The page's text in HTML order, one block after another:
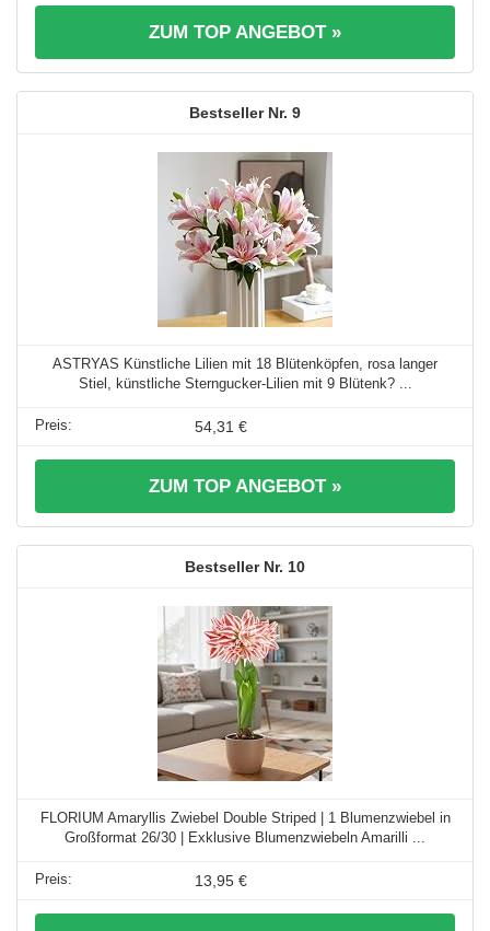
ZUM TOP ANGEBOT »
9
ASTRYAS Künstliche Lilien mit 18 Blütenköpfen, rosa langer
Stiel, künstliche Sterngucker-Lilien mit 9 Blütenk? ...
54,31 €
ZUM TOP ANGEBOT »
10
FLORIUM Amaryllis Zwiebel Double Striped | 1 Blumenzwiebel in
Großformat 26/30 | Exklusive Blumenzwiebeln Amarilli ...
13,95 €